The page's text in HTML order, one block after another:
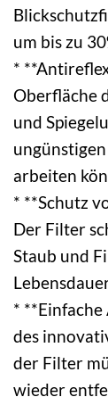
um bis zu
*
Oberfläche
und
arbeiten
* **Schutz
Der Filter
Staub und
*
des
der Filter
wieder